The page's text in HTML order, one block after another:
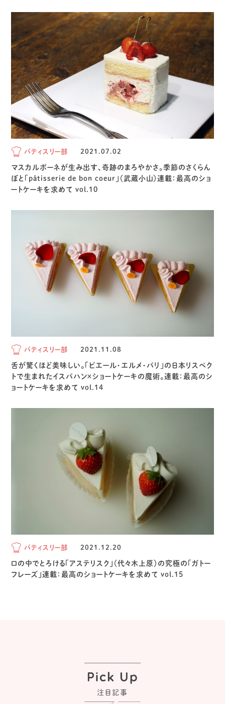
パティスリー部 2021.07.02
マスカルポーネが生み出す、奇跡のまろやかさ。季節のさくらん
ぼと「pâtisserie de bon coeur」（武蔵小山）連載：最高のショ
ートケーキを求めて vol.10
パティスリー部 2021.11.08
舌が驚くほど美味しい。「ピエール・エルメ・パリ」の日本リスペク
トで生まれたイスパハン×ショートケーキの魔術。連載：最高のシ
ョートケーキを求めて vol.14
パティスリー部 2021.12.20
口の中でとろける「アステリスク」（代々木上原）の究極の「ガトー
フレーズ」連載：最高のショートケーキを求めて vol.15
Pick Up
注目記事